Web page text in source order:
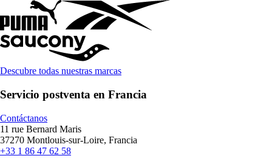
Descubre todas nuestras marcas
Servicio postventa en Francia
Contáctanos
11 rue Bernard Maris
37270 Montlouis-sur-Loire, Francia
+33 1 86 47 62 58